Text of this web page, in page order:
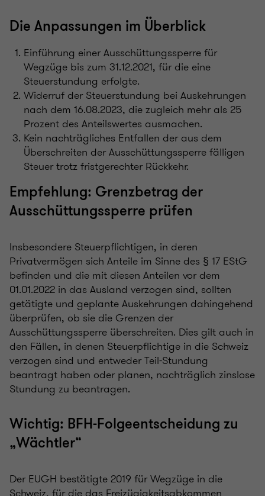
Die Anpassungen im Überblick
Einführung einer Ausschüttungssperre für
Wegzüge bis zum 31.12.2021, für die eine
Steuerstundung erfolgte.
Widerruf der Steuerstundung bei Auskehrungen
nach dem 16.08.2023, die zugleich mehr als 25
Prozent des Anteilswertes ausmachen.
Kein nachträgliches Entfallen der aus dem
Überschreiten der Ausschüttungssperre fälligen
Steuer trotz fristgerechter Rückkehr.
Empfehlung: Grenzbetrag der
Ausschüttungssperre prüfen
Insbesondere Steuerpflichtigen, in deren
Privatvermögen sich Anteile im Sinne des § 17 EStG
befinden und die mit diesen Anteilen vor dem
01.01.2022 in das Ausland verzogen sind, sollten
getätigte und geplante Auskehrungen dahingehend
überprüfen, ob sie die Grenzen der
Ausschüttungssperre überschreiten. Dies gilt auch in
den Fällen, in denen Steuerpflichtige in die Schweiz
verzogen sind und entweder Teil-Stundung
beantragt haben oder planen, nachträglich zinslose
Stundung zu beantragen.
Wichtig: BFH-Folgeentscheidung zu
„Wächtler“
Der EUGH bestätigte 2019 für Wegzüge in die